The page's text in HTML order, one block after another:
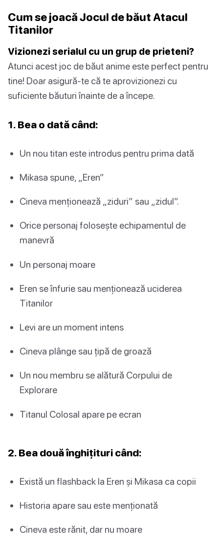
Cum se joacă Jocul de băut Atacul
Titanilor
Vizionezi serialul cu un grup de prieteni?
Atunci acest joc de băut anime este perfect pentru
tine! Doar asigură-te că te aprovizionezi cu
suficiente băuturi înainte de a începe.
1. Bea o dată când:
Un nou titan este introdus pentru prima dată
Mikasa spune, „Eren”
Cineva menționează „ziduri” sau „zidul”.
Orice personaj folosește echipamentul de
manevră
Un personaj moare
Eren se înfurie sau menționează uciderea
Titanilor
Levi are un moment intens
Cineva plânge sau țipă de groază
Un nou membru se alătură Corpului de
Explorare
Titanul Colosal apare pe ecran
2. Bea două înghițituri când:
Există un flashback la Eren și Mikasa ca copii
Historia apare sau este menționată
Cineva este rănit, dar nu moare